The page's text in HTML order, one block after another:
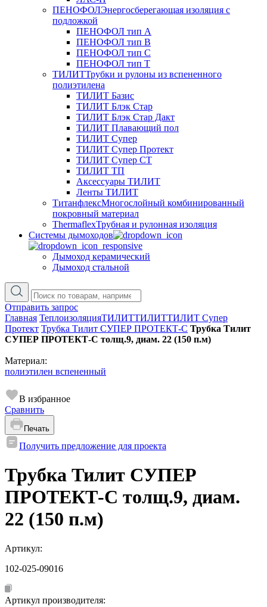
ПЕНОФОЛЭнергосберегающая изоляция с
подложкой
ПЕНОФОЛ тип А
ПЕНОФОЛ тип B
ПЕНОФОЛ тип C
ПЕНОФОЛ тип T
ТИЛИТТрубки и рулоны из вспененного
полиэтилена
ТИЛИТ Базис
ТИЛИТ Блэк Стар
ТИЛИТ Блэк Стар Дакт
ТИЛИТ Плавающий пол
ТИЛИТ Супер
ТИЛИТ Супер Протект
ТИЛИТ Супер СТ
ТИЛИТ ТП
Аксессуары ТИЛИТ
Ленты ТИЛИТ
ТитанфлексМногослойный комбинированный
покровный материал
ThermaflexТрубная и рулонная изоляция
Cистемы дымоходов
Дымоход керамический
Дымоход стальной
Отправить запрос
Главная ТеплоизоляцияТИЛИТТИЛИТТИЛИТ Супер
Протект Трубка Тилит СУПЕР ПРОТЕКТ-С Трубка Тилит
СУПЕР ПРОТЕКТ-С толщ.9, диам. 22 (150 п.м)
Материал:
полиэтилен вспененный
В избранное
Сравнить
Печать
Получить предложение для проекта
Трубка Тилит СУПЕР
ПРОТЕКТ-С толщ.9, диам.
22 (150 п.м)
Артикул:
102-025-09016
Артикул производителя: